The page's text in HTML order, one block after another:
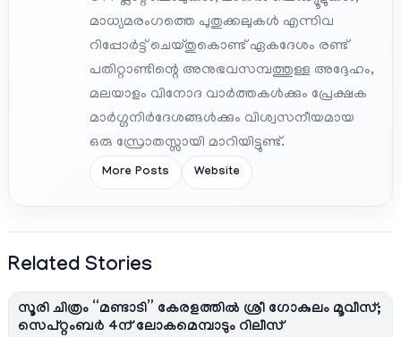
മാധ്യമരംഗത്തെ പുതുക്കലുകൾ എന്നിവ
റിപ്പോർട്ട് ചെയ്തുകൊണ്ട് ഏകദേശം രണ്ട്
പതിറ്റാണ്ടിന്റെ അനുഭവസമ്പത്തുള്ള അദ്ദേഹം,
മലയാളം വിനോദ വാർത്തകൾക്കും പ്രേക്ഷക
മാർഗ്ഗനിർദേശങ്ങൾക്കും വിശ്വസനീയമായ
ഒരു സ്രോതസ്സായി മാറിയിട്ടുണ്ട്.
More Posts Website
Related Stories
സൂരി ചിത്രം “മണ്ടാടി” കേരളത്തിൽ ശ്രീ ഗോകുലം മൂവീസ്;
സെപ്റ്റംബർ 4ന് ലോകമെമ്പാടും റിലീസ്